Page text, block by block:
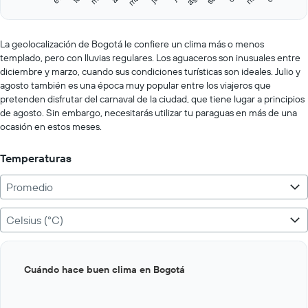
values.
Range:
0
to
200.
interactive
La geolocalización de Bogotá le confiere un clima más o menos
templado, pero con lluvias regulares. Los aguaceros son inusuales entre
diciembre y marzo, cuando sus condiciones turísticas son ideales. Julio y
agosto también es una época muy popular entre los viajeros que
pretenden disfrutar del carnaval de la ciudad, que tiene lugar a principios
de agosto. Sin embargo, necesitarás utilizar tu paraguas en más de una
ocasión en estos meses.
Temperaturas
Promedio
Celsius (°C)
graphic.Cuándo hace buen clima en Bogotá